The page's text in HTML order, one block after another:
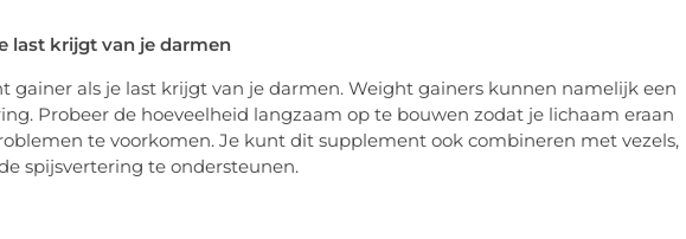
last krijgt van je darmen
gainer als je last krijgt van je darmen. Weight gainers kunnen namelijk een
Probeer de hoeveelheid langzaam op te bouwen zodat je lichaam eraan
te voorkomen. Je kunt dit supplement ook combineren met vezels,
spijsvertering te ondersteunen.